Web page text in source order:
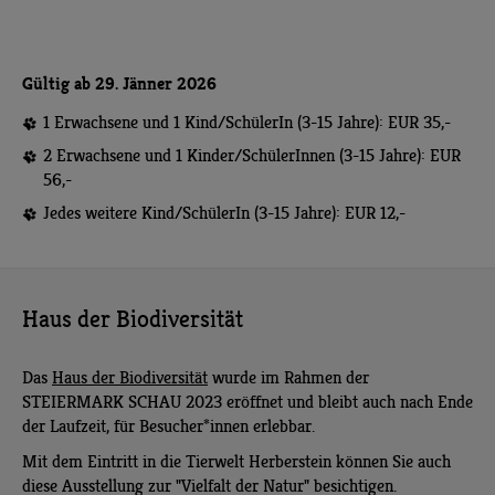
Gültig ab 29. Jänner 2026
1 Erwachsene und 1 Kind/SchülerIn (3-15 Jahre): EUR 35,-
2 Erwachsene und 1 Kinder/SchülerInnen (3-15 Jahre): EUR
56,-
Jedes weitere Kind/SchülerIn (3-15 Jahre): EUR 12,-
Haus der Biodiversität
Das Haus der Biodiversität wurde im Rahmen der
STEIERMARK SCHAU 2023 eröffnet und bleibt auch nach Ende
der Laufzeit, für Besucher*innen erlebbar.
Mit dem Eintritt in die Tierwelt Herberstein können Sie auch
diese Ausstellung zur "Vielfalt der Natur" besichtigen.